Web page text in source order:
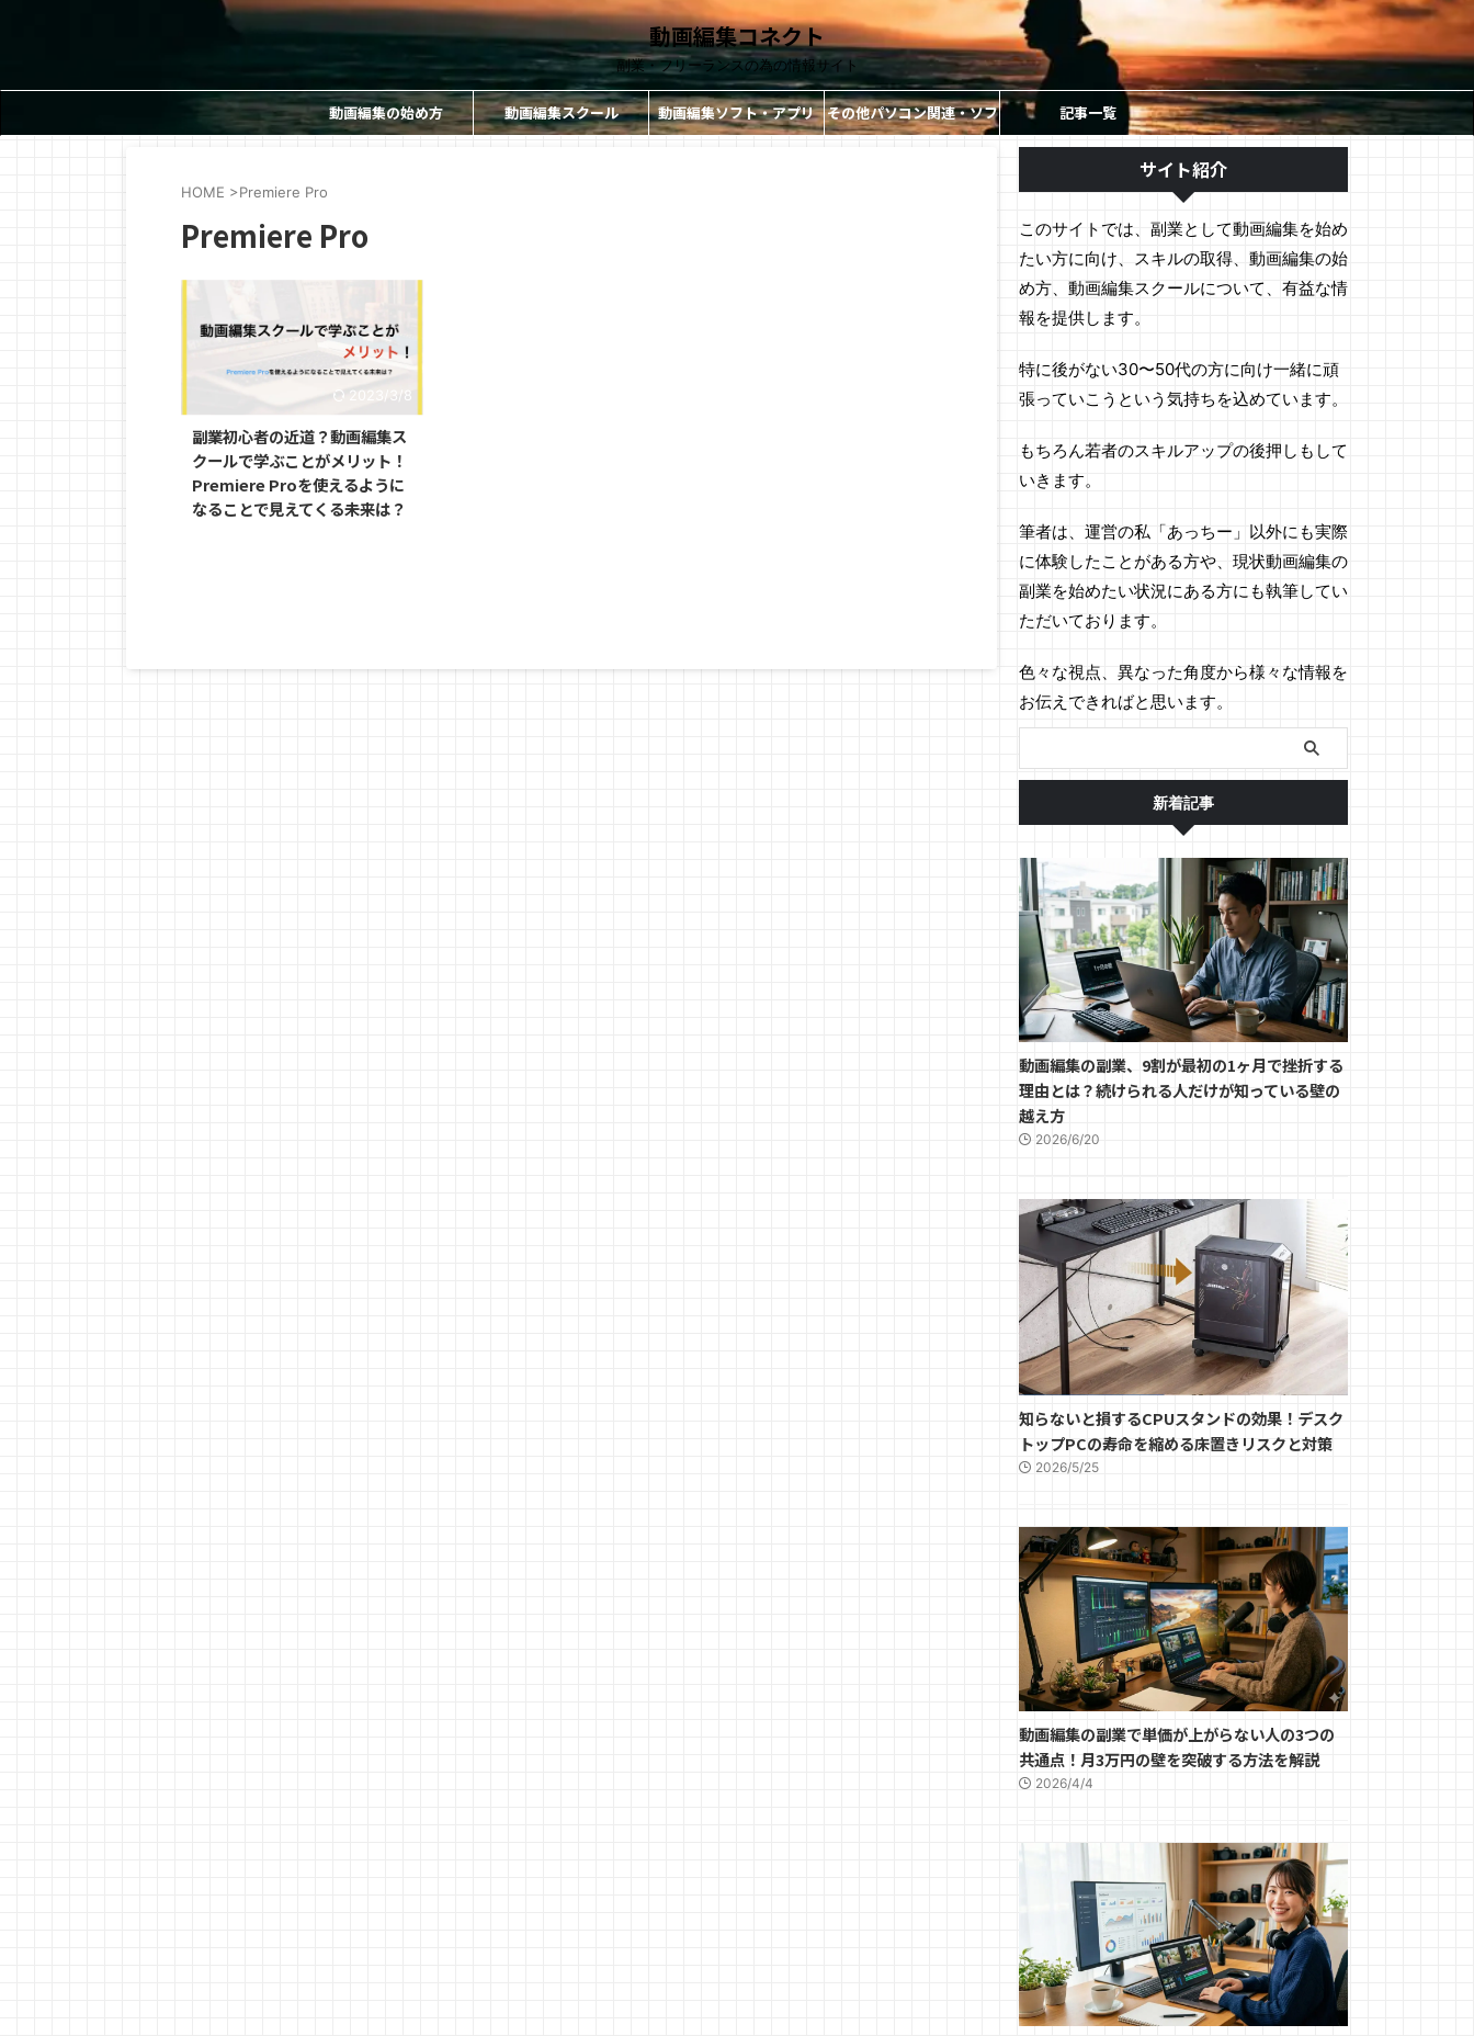
動画編集コネクト
副業・フリーランスの為の情報サイト
動画編集の始め方 動画編集スクール 動画編集ソフト・アプリ その他パソコン関連・ソフ 記事一覧
HOME >Premiere Pro
Premiere Pro
2023/3/8
副業初心者の近道？動画編集ス
クールで学ぶことがメリット！
Premiere Proを使えるように
なることで見えてくる未来は？
サイト紹介
このサイトでは、副業として動画編集を始め
たい方に向け、スキルの取得、動画編集の始
め方、動画編集スクールについて、有益な情
報を提供します。
特に後がない30〜50代の方に向け一緒に頑
張っていこうという気持ちを込めています。
もちろん若者のスキルアップの後押しもして
いきます。
筆者は、運営の私「あっちー」以外にも実際
に体験したことがある方や、現状動画編集の
副業を始めたい状況にある方にも執筆してい
ただいております。
色々な視点、異なった角度から様々な情報を
お伝えできればと思います。
新着記事
動画編集の副業、9割が最初の1ヶ月で挫折する
理由とは？続けられる人だけが知っている壁の
越え方
2026/6/20
知らないと損するCPUスタンドの効果！デスク
トップPCの寿命を縮める床置きリスクと対策
2026/5/25
動画編集の副業で単価が上がらない人の3つの
共通点！月3万円の壁を突破する方法を解説
2026/4/4